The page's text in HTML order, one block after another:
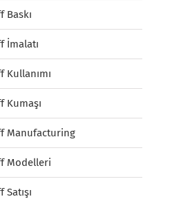
Baskı
İmalatı
Kullanımı
Kumaşı
Manufacturing
Modelleri
Satışı